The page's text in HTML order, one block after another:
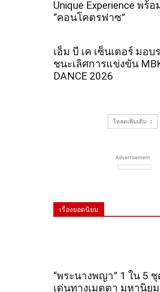
Unique Experience พร้
“คอนโคตรฟาซ”
เอ็ม บี เค เซ็นเตอร์ มอบ
ชนะเลิศการแข่งขัน
DANCE 2026
โหลดเพิ่มเติม
Advertisement
เรื่องยอดนิยม
“พระ​นาง​พญา” 1 ใน 5​
เด่นทางเมตตา​ มหา​นิย